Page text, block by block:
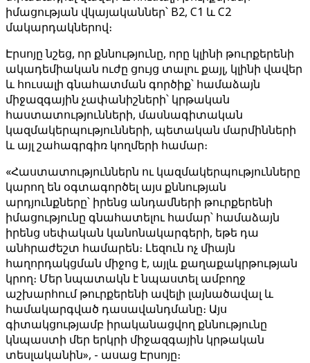
իմացության վկայականներ՝ B2, C1 և C2
մակարդակներով։
Էրսոյը նշեց, որ քննությունը, որը կլինի թուրքերենի
ակադեմիական ուժը ցույց տալու քայլ, կլինի վավեր
և հուսալի գնահատման գործիք՝ համաձայն
միջազգային չափանիշների՝ կրթական
հաստատությունների, մասնագիտական ​​
կազմակերպությունների, պետական ​​​​մարմինների
և այլ շահագրգիռ կողմերի համար։
«Հաստատություններն ու կազմակերպությունները
կարող են օգտագործել այս քննության
արդյունքները՝ իրենց անդամների թուրքերենի
իմացությունը գնահատելու համար՝ համաձայն
իրենց սեփական կանոնակարգերի, եթե դա
անհրաժեշտ համարեն։ Լեզուն ոչ միայն
հաղորդակցման միջոց է, այլև քաղաքակրթության
կրող։ Մեր նպատակն է նպաստել ամբողջ
աշխարհում թուրքերենի ավելի լայնածավալ և
համակարգված դասավանդմանը։ Այս
գիտակցությամբ իրականացվող քննությունը
կնպաստի մեր երկրի միջազգային կրթական
տեսլականին», - ասաց Էրսոյը։